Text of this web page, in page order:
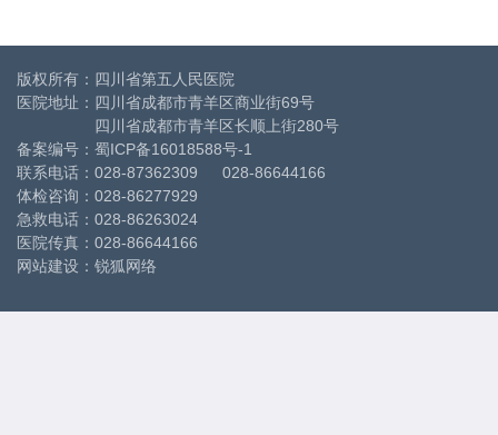
版权所有：四川省第五人民医院
医院地址：四川省成都市青羊区商业街69号
四川省成都市青羊区长顺上街280号
备案编号： 蜀ICP备16018588号-1
联系电话：028-87362309 028-86644166
体检咨询：028-86277929
急救电话：028-86263024
医院传真：028-86644166
网站建设 ： 锐狐网络